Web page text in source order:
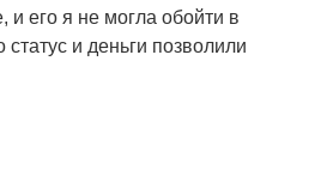
его я не могла обойти в
и деньги позволили